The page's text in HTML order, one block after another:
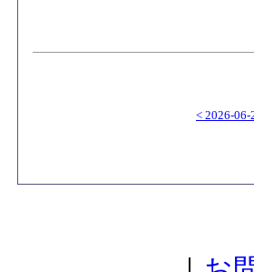
< 2026-06-